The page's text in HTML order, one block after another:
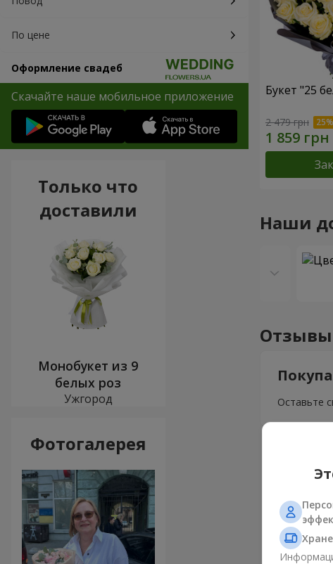
По цене
Оформление свадеб
Скачайте наше мобильное приложение Букет "25
2 479 грн
Наши
Отзывы
Оставьте
Только что
доставили
Монобукет из 9
белых роз
Ужгород
Фотогалерея